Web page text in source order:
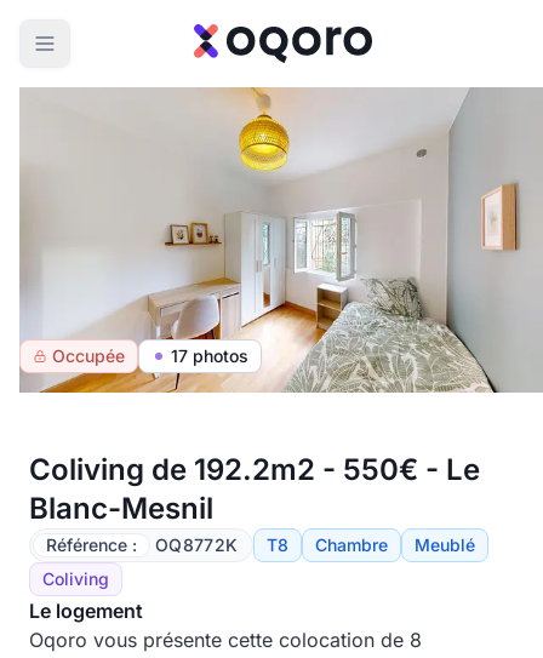
Occupée 17 photos
Coliving de 192.2m2 - 550€ - Le
Blanc-Mesnil
Référence : OQ8772K T8 Chambre
Meublé
Coliving
Le logement
Oqoro vous présente cette colocation de 8